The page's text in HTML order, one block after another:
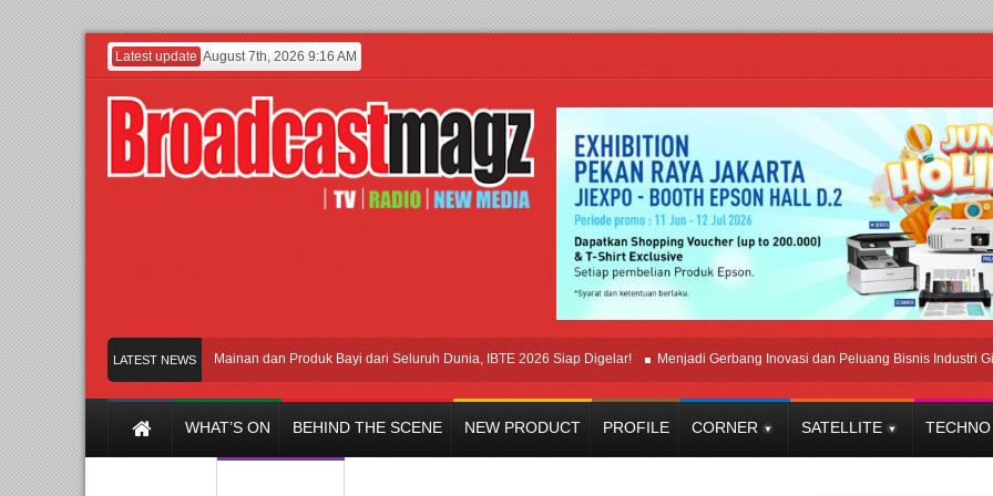
Latest update August 7th, 2026 9:16 AM
LATEST NEWS
Jakarta dengan Ribuan Mainan dan Produk Bayi dari Seluruh Dunia, IBTE 2026 Siap Digelar! Menjadi Gerbang Inovasi dan Peluang Bisnis Industri Gifts dan
WHAT’S ON BEHIND THE SCENE NEW PRODUCT PROFILE CORNER SATELLITE TECHNO